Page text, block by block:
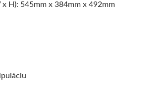
H): 545mm x 384mm x 492mm